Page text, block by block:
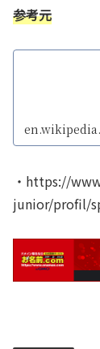
参考元
・https://
junior/profil/